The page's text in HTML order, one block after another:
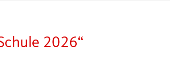
2026“